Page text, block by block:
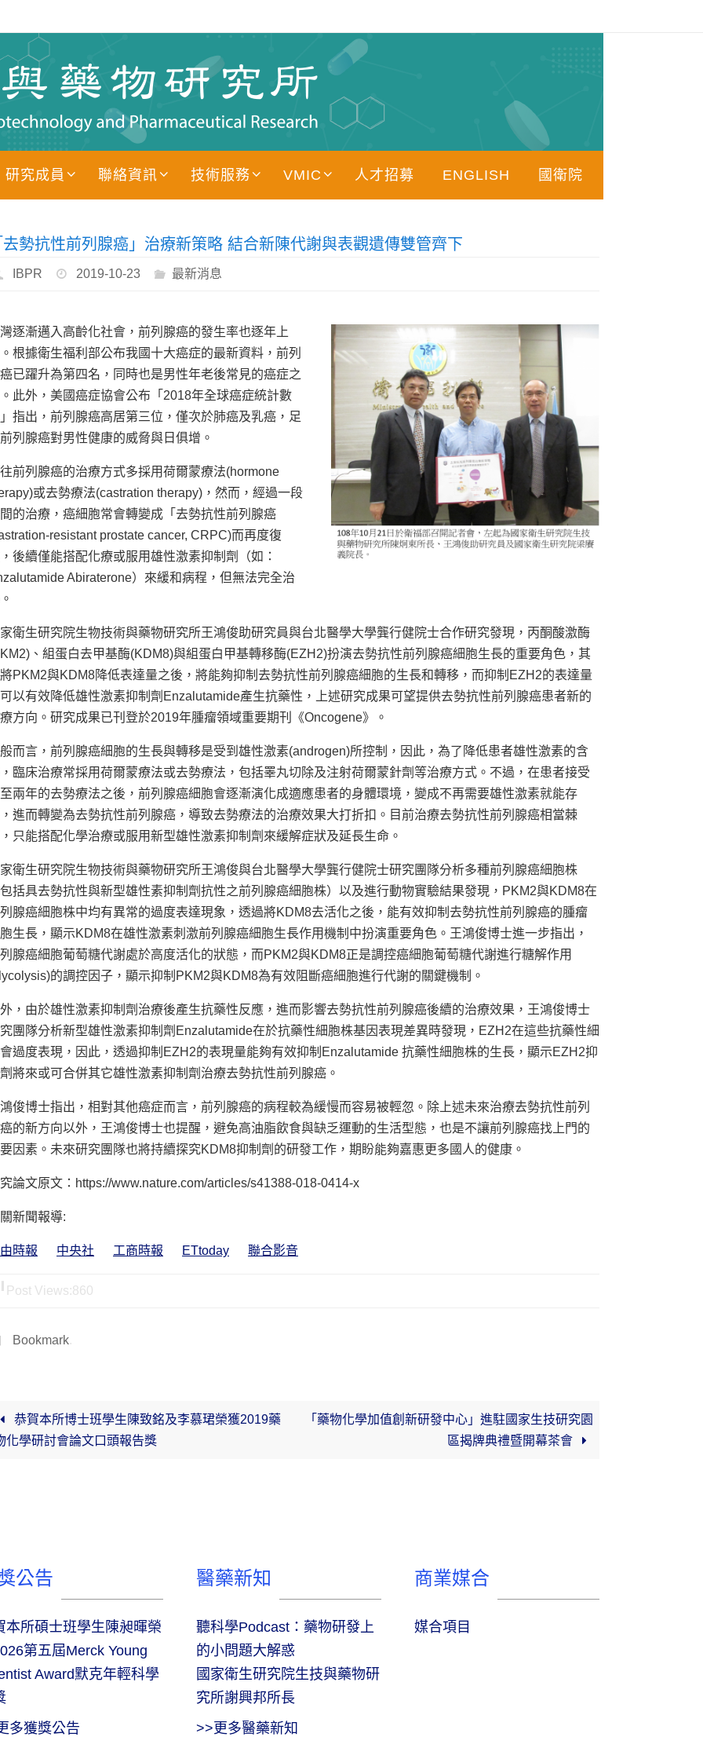
研究成員 聯絡資訊 技術服務 VMIC 人才招募 ENGLISH 國衛院
去勢抗性前列腺癌」治療新策略 結合新陳代謝與表觀遺傳雙管齊下
IBPR 2019-10-23 最新消息
逐漸邁入高齡化社會，前列腺癌的發生率也逐年上
根據衛生福利部公布我國十大癌症的最新資料，前列
已躍升為第四名，同時也是男性年老後常見的癌症之
此外，美國癌症協會公布「2018年全球癌症統計數
指出，前列腺癌高居第三位，僅次於肺癌及乳癌，足
列腺癌對男性健康的威脅與日俱增。
前列腺癌的治療方式多採用荷爾蒙療法(hormone
或去勢療法(castration therapy)，然而，經過一段
的治療，癌細胞常會轉變成「去勢抗性前列腺癌
resistant prostate cancer, CRPC)而再度復
後續僅能搭配化療或服用雄性激素抑制劑（如：
Abiraterone）來緩和病程，但無法完全治
家衛生研究院生物技術與藥物研究所王鴻俊助研究員與台北醫學大學龔行健院士合作研究發現，丙酮酸激酶
、組蛋白去甲基酶(KDM8)與組蛋白甲基轉移酶(EZH2)扮演去勢抗性前列腺癌細胞生長的重要角色，其
PKM2與KDM8降低表達量之後，將能夠抑制去勢抗性前列腺癌細胞的生長和轉移，而抑制EZH2的表達量
以有效降低雄性激素抑制劑Enzalutamide產生抗藥性，上述研究成果可望提供去勢抗性前列腺癌患者新的
方向。研究成果已刊登於2019年腫瘤領域重要期刊《Oncogene》。
而言，前列腺癌細胞的生長與轉移是受到雄性激素(androgen)所控制，因此，為了降低患者雄性激素的含
臨床治療常採用荷爾蒙療法或去勢療法，包括睪丸切除及注射荷爾蒙針劑等治療方式。不過，在患者接受
兩年的去勢療法之後，前列腺癌細胞會逐漸演化成適應患者的身體環境，變成不再需要雄性激素就能存
進而轉變為去勢抗性前列腺癌，導致去勢療法的治療效果大打折扣。目前治療去勢抗性前列腺癌相當棘
只能搭配化學治療或服用新型雄性激素抑制劑來緩解症狀及延長生命。
家衛生研究院生物技術與藥物研究所王鴻俊與台北醫學大學龔行健院士研究團隊分析多種前列腺癌細胞株
包括具去勢抗性與新型雄性素抑制劑抗性之前列腺癌細胞株）以及進行動物實驗結果發現，PKM2與KDM8在
腺癌細胞株中均有異常的過度表達現象，透過將KDM8去活化之後，能有效抑制去勢抗性前列腺癌的腫瘤
生長，顯示KDM8在雄性激素刺激前列腺癌細胞生長作用機制中扮演重要角色。王鴻俊博士進一步指出，
腺癌細胞葡萄糖代謝處於高度活化的狀態，而PKM2與KDM8正是調控癌細胞葡萄糖代謝進行糖解作用
的調控因子，顯示抑制PKM2與KDM8為有效阻斷癌細胞進行代謝的關鍵機制。
，由於雄性激素抑制劑治療後產生抗藥性反應，進而影響去勢抗性前列腺癌後續的治療效果，王鴻俊博士
團隊分析新型雄性激素抑制劑Enzalutamide在於抗藥性細胞株基因表現差異時發現，EZH2在這些抗藥性細
過度表現，因此，透過抑制EZH2的表現量能夠有效抑制Enzalutamide 抗藥性細胞株的生長，顯示EZH2抑
將來或可合併其它雄性激素抑制劑治療去勢抗性前列腺癌。
俊博士指出，相對其他癌症而言，前列腺癌的病程較為緩慢而容易被輕忽。除上述未來治療去勢抗性前列
的新方向以外，王鴻俊博士也提醒，避免高油脂飲食與缺乏運動的生活型態，也是不讓前列腺癌找上門的
因素。未來研究團隊也將持續探究KDM8抑制劑的研發工作，期盼能夠嘉惠更多國人的健康。
論文原文：https://www.nature.com/articles/s41388-018-0414-x
新聞報導:
時報 中央社 工商時報 ETtoday 聯合影音
Post Views:860
Bookmark.
恭賀本所博士班學生陳致銘及李慕珺榮獲2019藥
化學研討會論文口頭報告獎
「藥物化學加值創新研發中心」進駐國家生技研究園
區揭牌典禮暨開幕茶會
公告
本所碩士班學生陳昶暉榮
第五屆Merck Young
Award默克年輕科學
多獲獎公告
醫藥新知
聽科學Podcast：藥物研發上
的小問題大解惑
國家衛生研究院生技與藥物研
究所謝興邦所長
>>更多醫藥新知
商業媒合
媒合項目